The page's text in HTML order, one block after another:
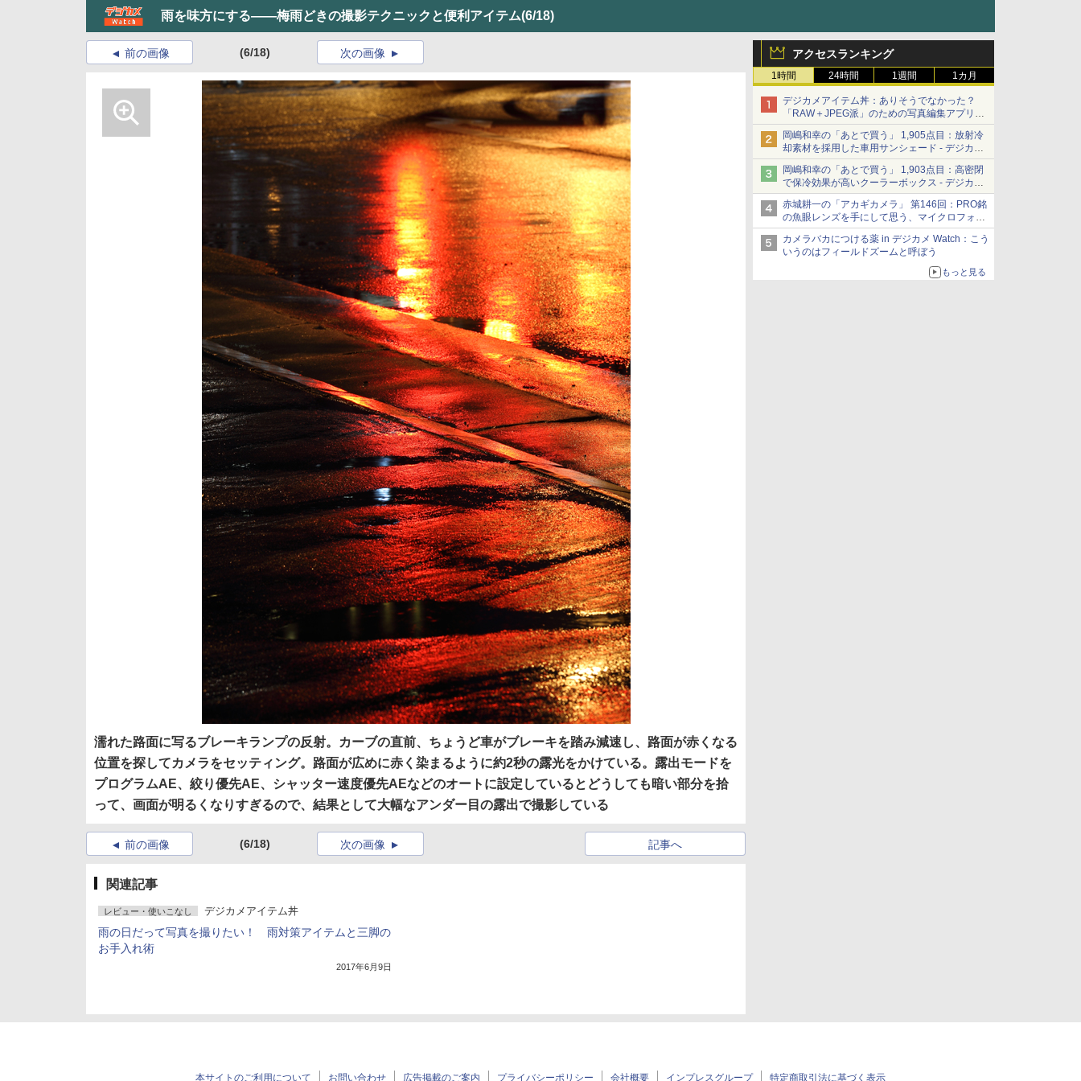
雨を味方にする――梅雨どきの撮影テクニックと便利アイテム(6/18)
アクセスランキング
1時間 24時間 1週間 1カ月
デジカメアイテム丼：ありそうでなかった？
「RAW＋JPEG派」のための写真編集アプリ
カメラデフォルトのJPEGを大切にする
「Filmator」
岡嶋和幸の「あとで買う」 1,905点目：放射冷
却素材を採用した車用サンシェード - デジカメ
Watch
岡嶋和幸の「あとで買う」 1,903点目：高密閉
で保冷効果が高いクーラーボックス - デジカメ
Watch
赤城耕一の「アカギカメラ」 第146回：PRO銘
の魚眼レンズを手にして思う、マイクロフォー
サーズへの期待と可能性
カメラバカにつける薬 in デジカメ Watch：こう
いうのはフィールドズームと呼ぼう
もっと見る
前の画像 (6/18) 次の画像
濡れた路面に写るブレーキランプの反射。カーブの直前、ちょうど車がブレーキを踏み減速し、路面が赤くなる
位置を探してカメラをセッティング。路面が広めに赤く染まるように約2秒の露光をかけている。露出モードを
プログラムAE、絞り優先AE、シャッター速度優先AEなどのオートに設定しているとどうしても暗い部分を拾
って、画面が明るくなりすぎるので、結果として大幅なアンダー目の露出で撮影している
前の画像 (6/18) 記事へ
次の画像
関連記事
レビュー・使いこなし デジカメアイテム丼
雨の日だって写真を撮りたい！ 雨対策アイテムと三脚の
お手入れ術
2017年6月9日
本サイトのご利用について お問い合わせ 広告掲載のご案内 プライバシーポリシー 会社概要 インプレスグループ 特定商取引法に基づく表示